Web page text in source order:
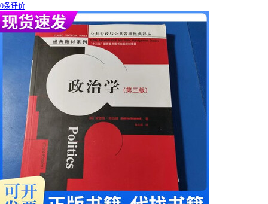
0条评价